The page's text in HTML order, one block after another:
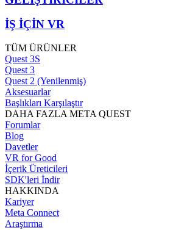
İŞ İÇİN VR
TÜM ÜRÜNLER
Quest 3S
Quest 3
Quest 2 (Yenilenmiş)
Aksesuarlar
Başlıkları Karşılaştır
DAHA FAZLA META QUEST
Forumlar
Blog
Davetler
VR for Good
İçerik Üreticileri
SDK'leri İndir
HAKKINDA
Kariyer
Meta Connect
Araştırma